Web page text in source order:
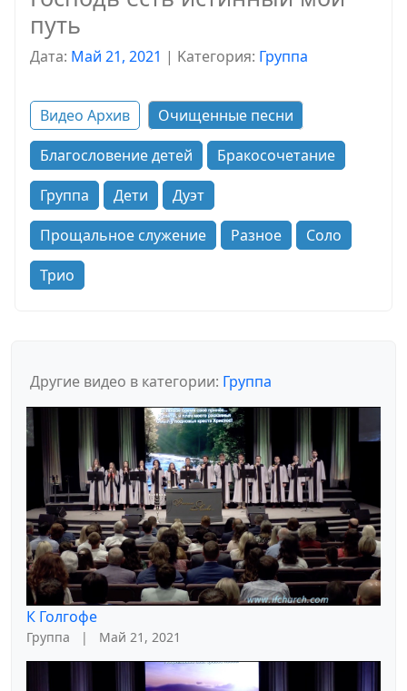
путь
Дата: Май 21, 2021 | Kатегория: Группа
Видео Архив
Очищенные песни
Благословение детей
Бракосочетание
Группа
Дети
Дуэт
Прощальное служение
Разное
Соло
Трио
Другие видео в категории: Группа
К Голгофе
Группа | Май 21, 2021